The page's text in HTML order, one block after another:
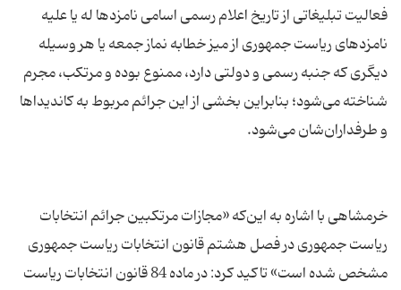
فعالیت تبلیغاتی از تاریخ اعلام رسمی اسامی نامزدها له یا علیه
نامزدهای ریاست جمهوری از میز خطابه نماز جمعه یا هر وسیله
دیگری که جنبه رسمی و دولتی دارد، ممنوع بوده و مرتکب، مجرم
شناخته می‌شود؛ بنابراین بخشی از این جرائم مربوط به کاندیداها
خرمشاهی با اشاره به این‌که «مجازات مرتکبین جرائم انتخابات
ریاست جمهوری در فصل هشتم قانون انتخابات ریاست جمهوری
مشخص شده است» تاکید کرد: در ماده 84 قانون انتخابات ریاست